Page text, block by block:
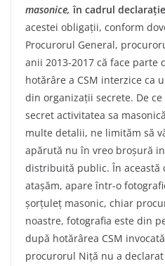
masonice,în cadrul
acestei obligații, conform
Procurorul General,
anii 2013-2017 că face parte
hotărâre a CSM interzice ca
din organizații secrete. De
secret activitatea sa
multe detalii, ne limităm să
apărută nu în vreo broșură
distribuită public. În această
atașăm, apare într-o
șorțuleț masonic, chiar
noastre, fotografia este din
după hotărârea CSM
procurorul Niță nu a